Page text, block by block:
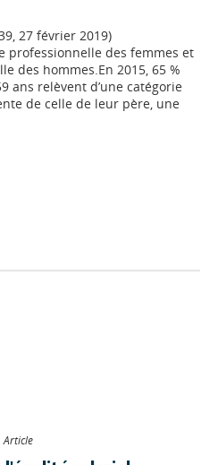
27 février 2019)
professionnelle des femmes et
des hommes.En 2015, 65 %
ans relèvent d’une catégorie
de celle de leur père, une
Article